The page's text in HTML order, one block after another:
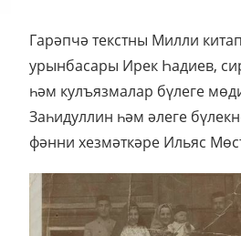
Гарәпчә текстны Милли
урынбасары Ирек Һадиев,
һәм кулъязмалар бүлеге
Заһидуллин һәм әлеге
фәнни хезмәткәре Ильяс